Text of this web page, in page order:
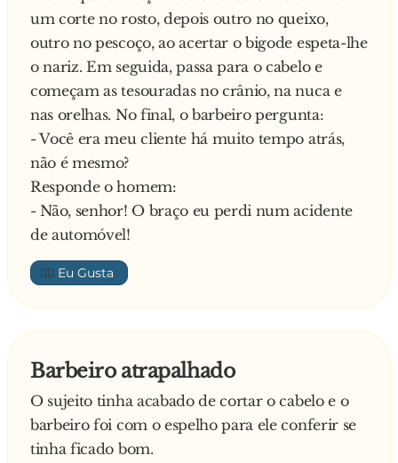
um corte no rosto, depois outro no queixo,
outro no pescoço, ao acertar o bigode espeta-lhe
o nariz. Em seguida, passa para o cabelo e
começam as tesouradas no crânio, na nuca e
nas orelhas. No final, o barbeiro pergunta:
- Você era meu cliente há muito tempo atrás,
não é mesmo?
Responde o homem:
- Não, senhor! O braço eu perdi num acidente
de automóvel!
👍🏼
Barbeiro atrapalhado
O sujeito tinha acabado de cortar o cabelo e o
barbeiro foi com o espelho para ele conferir se
tinha ficado bom.